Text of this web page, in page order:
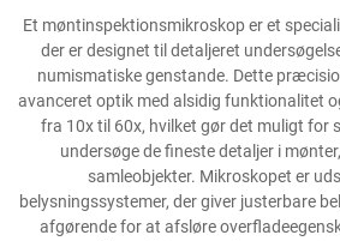
Et møntinspektionsmikroskop er et
der er designet til detaljeret
numismatiske genstande. Dette
avanceret optik med alsidig funktionalitet
fra 10x til 60x, hvilket gør det muligt for
undersøge de fineste detaljer i
samleobjekter. Mikroskopet er
belysningssystemer, der giver justerbare
afgørende for at afsløre